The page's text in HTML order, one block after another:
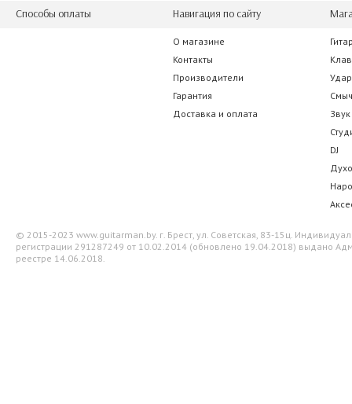
Способы оплаты Навигация по сайту
О магазине
Контакты
Производители
Гарантия
Доставка и оплата
Звук
DJ
© 2015-2023 www.guitarman.by. г. Брест, ул. Советская, 83-15ц.
регистрации 291287249 от 10.02.2014 (обновлено 19.04.2018) выдано
реестре 14.06.2018.